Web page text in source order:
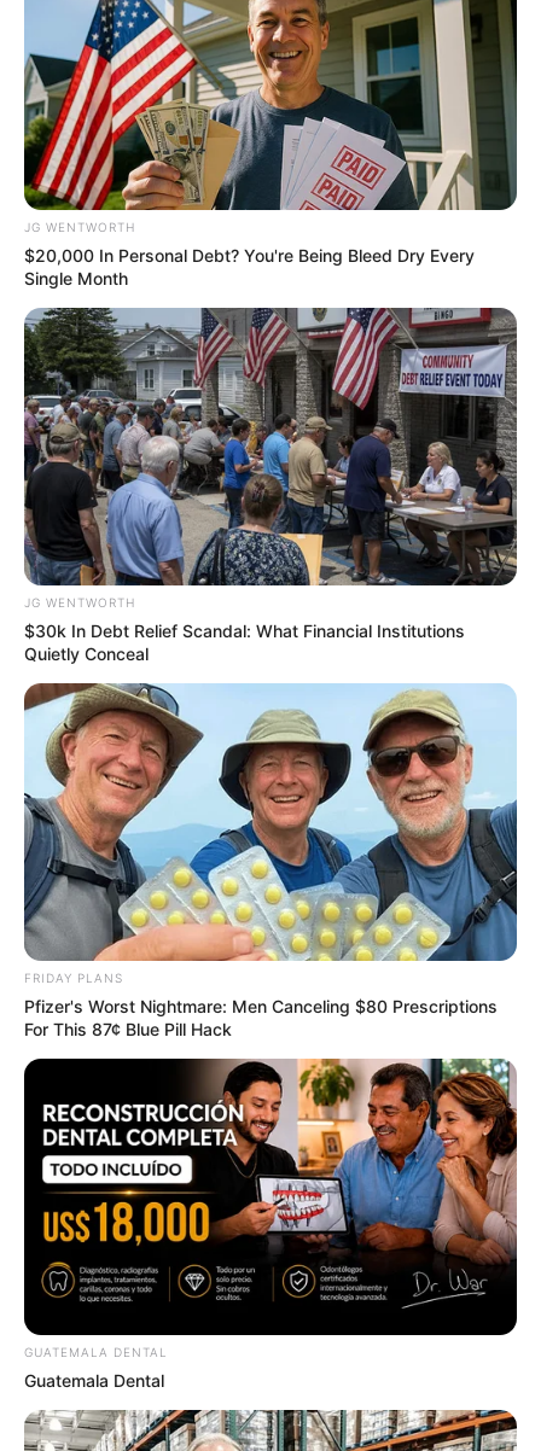
Think You Know FIFA 2026? These Facts May
Surprise You
BRAINBERRIES
17 Rare Churches Underground That Still Exist
BRAINBERRIES
8 Conspiracies That Turned Out To Be True
BRAINBERRIES
Most People Don't Know That These 8 Celebrities Are
Muslim
BRAINBERRIES
She Gave Up A Normal Life To Act Like A Horse
BRAINBERRIES
JG WENTWORTH
$20,000 In Personal Debt? You're Being Bleed Dry Every
Single Month
JG WENTWORTH
$30k In Debt Relief Scandal: What Financial Institutions
Quietly Conceal
FRIDAY PLANS
Pfizer's Worst Nightmare: Men Canceling $80 Prescriptions
For This 87¢ Blue Pill Hack
GUATEMALA DENTAL
Guatemala Dental